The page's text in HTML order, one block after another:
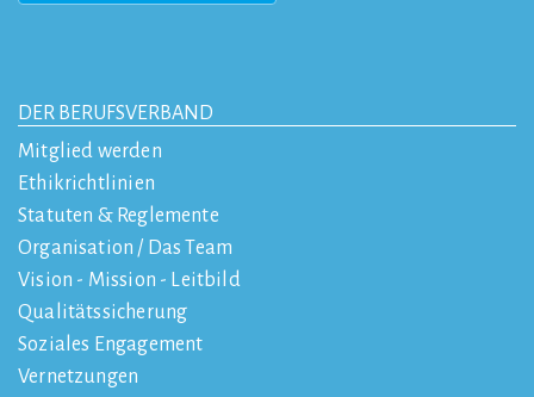
DER BERUFSVERBAND
Mitglied werden
Ethikrichtlinien
Statuten & Reglemente
Organisation / Das Team
Vision - Mission - Leitbild
Qualitätssicherung
Soziales Engagement
Vernetzungen